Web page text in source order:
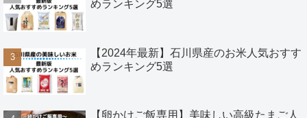
めランキング5選
【2024年最新】石川県産のお米人気おすす
めランキング5選
【卵かけご飯専用】美味しい高級たまご人